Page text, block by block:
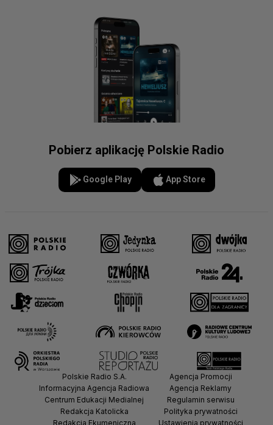
Pobierz aplikację Polskie Radio
Google Play App Store
Polskie Radio S.A.
Informacyjna Agencja Radiowa
Centrum Edukacji Medialnej
Redakcja Katolicka
Redakcja Ekumeniczna
Agencja Promocji
Agencja Reklamy
Regulamin serwisu
Polityka prywatności
Ustawienia prywatności